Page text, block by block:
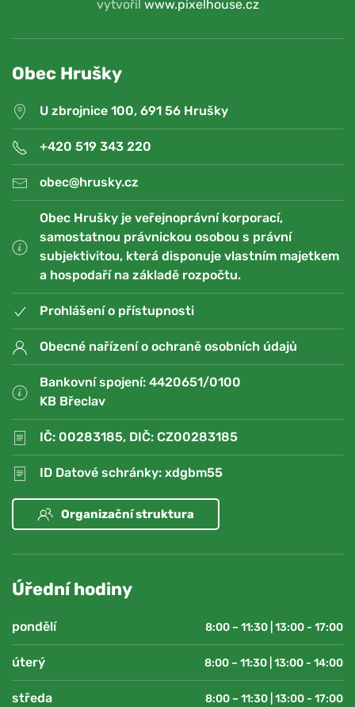
vytvořil www.pixelhouse.cz
Obec Hrušky
U zbrojnice 100, 691 56 Hrušky
+420 519 343 220
obec@hrusky.cz
Obec Hrušky je veřejnoprávní korporací,
samostatnou právnickou osobou s právní
subjektivitou, která disponuje vlastním majetkem
a hospodaří na základě rozpočtu.
Prohlášení o přístupnosti
Obecné nařízení o ochraně osobních údajů
Bankovní spojení: 4420651/0100
KB Břeclav
IČ: 00283185, DIČ: CZ00283185
ID Datové schránky: xdgbm55
Organizační struktura
Úřední hodiny
pondělí 8:00 – 11:30 | 13:00 - 17:00
úterý 8:00 – 11:30 | 13:00 - 14:00
středa 8:00 – 11:30 | 13:00 - 17:00